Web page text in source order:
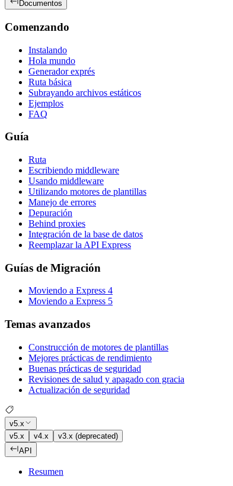
Documentos
Comenzando
Instalando
Hola mundo
Generador exprés
Ruta básica
Subrayando archivos estáticos
Ejemplos
FAQ
Guía
Ruta
Escribiendo middleware
Usando middleware
Utilizando motores de plantillas
Manejo de errores
Depuración
Behind proxies
Integración de la base de datos
Reemplazar la API Express
Guías de Migración
Moviendo a Express 4
Moviendo a Express 5
Temas avanzados
Construcción de motores de plantillas
Mejores prácticas de rendimiento
Buenas prácticas de seguridad
Revisiones de salud y apagado con gracia
Actualización de seguridad
v5.x
v5.x
v4.x
v3.x (deprecated)
API
Resumen